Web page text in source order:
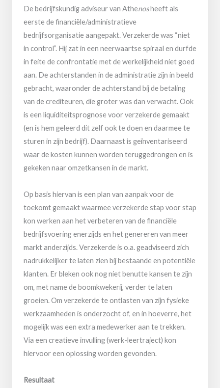
De bedrijfskundig adviseur van Athenosheeft als
eerste de financiële/administratieve
bedrijfsorganisatie aangepakt. Verzekerde was “niet
in control”. Hij zat in een neerwaartse spiraal en durfde
in feite de confrontatie met de werkelijkheid niet goed
aan. De achterstanden in de administratie zijn in beeld
gebracht, waaronder de achterstand bij de betaling
van de crediteuren, die groter was dan verwacht. Ook
is een liquiditeitsprognose voor verzekerde gemaakt
(en is hem geleerd dit zelf ook te doen en daarmee te
sturen in zijn bedrijf). Daarnaast is geïnventariseerd
waar de kosten kunnen worden teruggedrongen en is
gekeken naar omzetkansen in de markt.
Op basis hiervan is een plan van aanpak voor de
toekomt gemaakt waarmee verzekerde stap voor stap
kon werken aan het verbeteren van de financiële
bedrijfsvoering enerzijds en het genereren van meer
markt anderzijds. Verzekerde is o.a. geadviseerd zich
nadrukkelijker te laten zien bij bestaande en potentiële
klanten. Er bleken ook nog niet benutte kansen te zijn
om, met name de boomkwekerij, verder te laten
groeien. Om verzekerde te ontlasten van zijn fysieke
werkzaamheden is onderzocht of, en in hoeverre, het
mogelijk was een extra medewerker aan te trekken.
Via een creatieve invulling (werk-leertraject) kon
hiervoor een oplossing worden gevonden.
Resultaat